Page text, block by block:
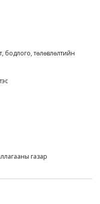
бодлого, төлөвлөлтийн
газар